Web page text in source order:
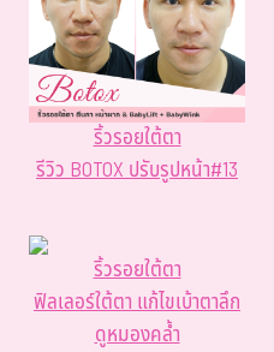
ริ้วรอยใต้ตา
รีวิว BOTOX ปรับรูปหน้า#13
ริ้วรอยใต้ตา
ฟิลเลอร์ใต้ตา แก้ไขเบ้าตาลึก
ดูหมองคล้ำ